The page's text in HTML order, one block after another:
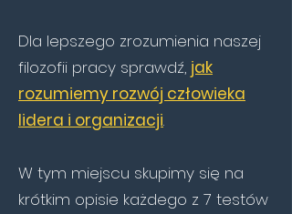
Dla lepszego zrozumienia naszej
filozofii pracy sprawdź, jak
rozumiemy rozwój człowieka
lidera i organizacji.
W tym miejscu skupimy się na
krótkim opisie każdego z 7 testów